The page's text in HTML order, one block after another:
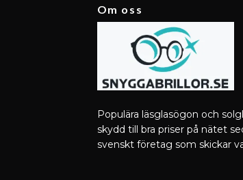
Om oss
Populära läsglasögon och
skydd till bra priser på nätet
svenskt företag som skickar